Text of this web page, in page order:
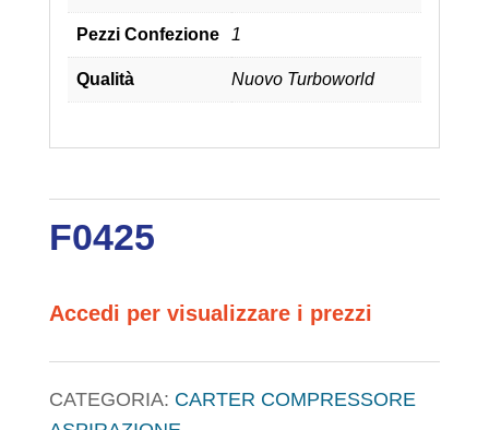
Pezzi Confezione 1
Qualità Nuovo Turboworld
F0425
Accedi per visualizzare i prezzi
CATEGORIA: CARTER COMPRESSORE